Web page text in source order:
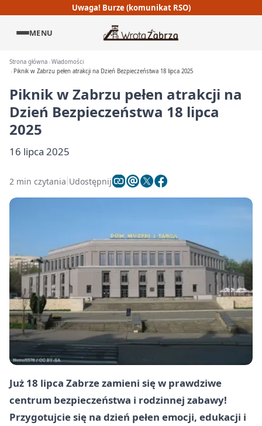
Uwaga! Burze (komunikat RSO)
MENU
Strona główna Wiadomości
Piknik w Zabrzu pełen atrakcji na Dzień Bezpieczeństwa 18 lipca 2025
Piknik w Zabrzu pełen atrakcji na
Dzień Bezpieczeństwa 18 lipca
2025
16 lipca 2025
2 min czytania Udostępnij
Już 18 lipca Zabrze zamieni się w prawdziwe
centrum bezpieczeństwa i rodzinnej zabawy!
Przygotujcie się na dzień pełen emocji, edukacji i